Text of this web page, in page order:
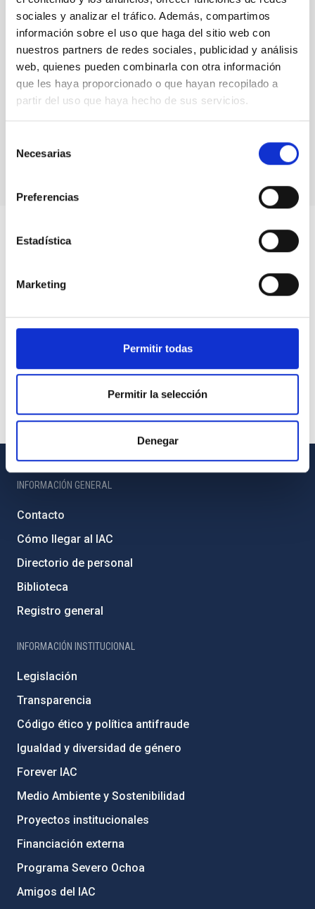
sociales y analizar el tráfico. Además, compartimos
información sobre el uso que haga del sitio web con
nuestros partners de redes sociales, publicidad y análisis
web, quienes pueden combinarla con otra información
que les haya proporcionado o que hayan recopilado a
partir del uso que haya hecho de sus servicios.
Necesarias
Preferencias
Estadística
Marketing
Permitir todas
Permitir la selección
Denegar
Eva K. Grebel en el IAU Symposium 355, en la
INFORMACIÓN GENERAL
Contacto
Cómo llegar al IAC
Directorio de personal
Biblioteca
Registro general
INFORMACIÓN INSTITUCIONAL
Legislación
Transparencia
Código ético y política antifraude
Igualdad y diversidad de género
Forever IAC
Medio Ambiente y Sostenibilidad
Proyectos institucionales
Financiación externa
Programa Severo Ochoa
Amigos del IAC